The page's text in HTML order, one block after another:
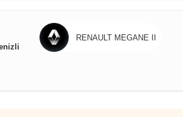
RENAULT MEGANE II